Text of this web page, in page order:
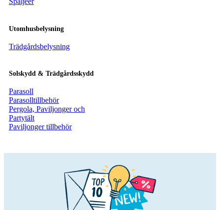
Utomhusbelysning
Trädgårdsbelysning
Solskydd & Trädgårdsskydd
Parasoll
Parasolltillbehör
Pergola, Paviljonger och
Partytält
Paviljonger tillbehör